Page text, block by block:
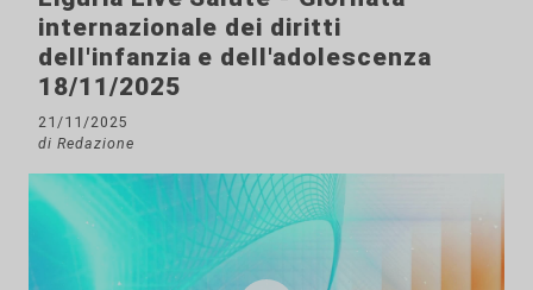
internazionale dei diritti
dell'infanzia e dell'adolescenza
18/11/2025
21/11/2025
di Redazione